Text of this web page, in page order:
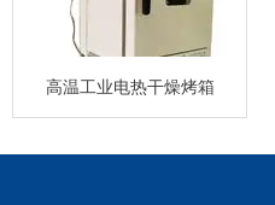
高温工业电热干燥烤箱